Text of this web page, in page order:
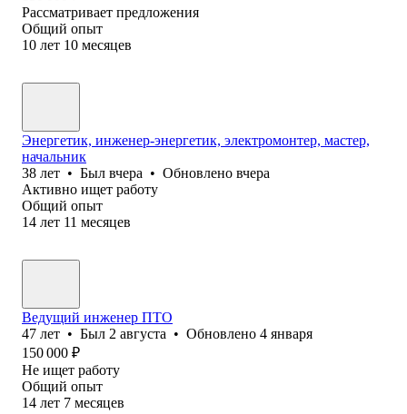
Рассматривает предложения
Общий опыт
10 лет 10 месяцев
Энергетик, инженер-энергетик, электромонтер, мастер,
начальник
38 лет • Был вчера • Обновлено вчера
Активно ищет работу
Общий опыт
14 лет 11 месяцев
Ведущий инженер ПТО
47 лет • Был 2 августа • Обновлено 4 января
150 000 ₽
Не ищет работу
Общий опыт
14 лет 7 месяцев